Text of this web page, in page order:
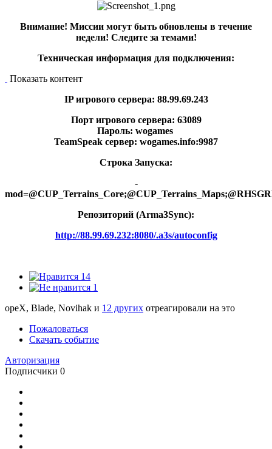
Внимание! Миссии могут быть обновлены в течение
недели! Следите за темами!
Техническая информация для подключения:
Показать контент
IP игрового сервера: 88.99.69.243
Порт игрового сервера: 63089
Пароль: wogames
TeamSpeak сервер: wogames.info:9987
Строка Запуска:
-
Репозиторий (Arma3Synс):
http://88.99.69.232:8080/.a3s/autoconfig
14
1
opeX, Blade, Novihak и 12 других отреагировали на это
Пожаловаться
Скачать событие
Авторизация
Подписчики 0